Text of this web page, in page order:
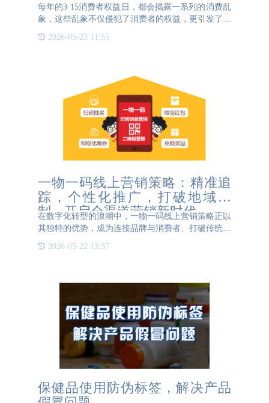
每年的3·15消费者权益日，都会揭露一系列的消费乱
象，这些乱象不仅侵犯了消费者的权益，更引发了广
溯源技术来打破这一困境，重建消费者信任，成为了
2026-05-23 11:55
一物一码线上营销策略：精准追
踪，个性化推广，打破地域限
制，开启全渠道营销新时代
在数字化转型的浪潮中，一物一码线上营销策略正以
其独特的优势，成为连接品牌与消费者、打破传统地
域限制的重要桥梁。通过为每一件商品赋予独一无二
的二维码，企业不仅能够实现产品的精准追踪与防伪
2026-05-22 13:37
保健品使用防伪标签，解决产品